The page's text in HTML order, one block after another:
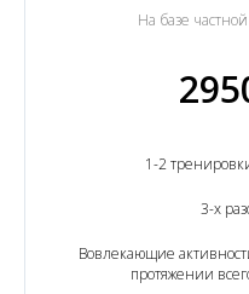
На базе
1-2
3-х
Вовлекающие
протяжении